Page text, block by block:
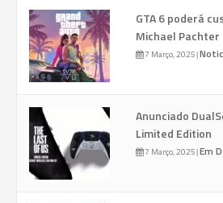
GTA 6 poderá
Michael Pachter
7 Março, 2025|
Anunciado
Limited Edition
7 Março, 2025|Em